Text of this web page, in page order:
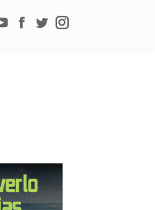
YouTube
Facebook
TwitterInstagram